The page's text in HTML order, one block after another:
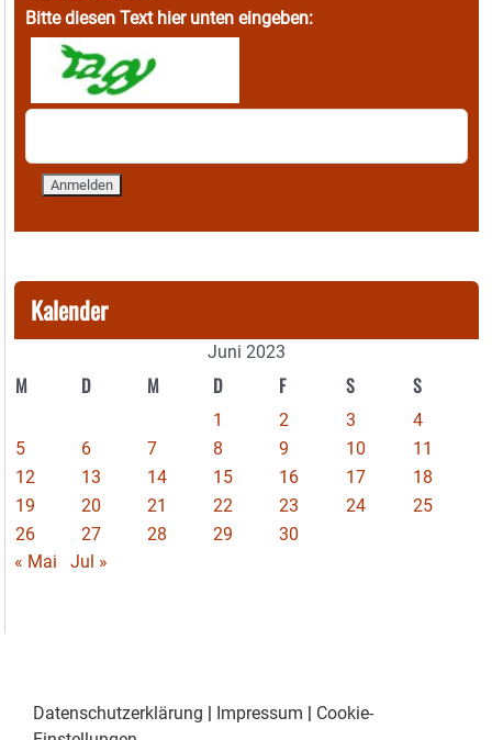
Bitte diesen Text hier unten eingeben:
Kalender
Juni 2023
M D M D F S S
1 2 3
4
5
6 7 8 9 10
11
12
13 14 15 16 17
18
19
20 21 22 23 24
25
26
27 28 29
30
« Mai
Jul »
Datenschutzerklärung Impressum
Cookie-